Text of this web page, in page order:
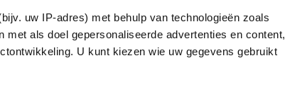
uw IP-adres) met behulp van technologieën zoals
als doel gepersonaliseerde advertenties en content,
U kunt kiezen wie uw gegevens gebruikt